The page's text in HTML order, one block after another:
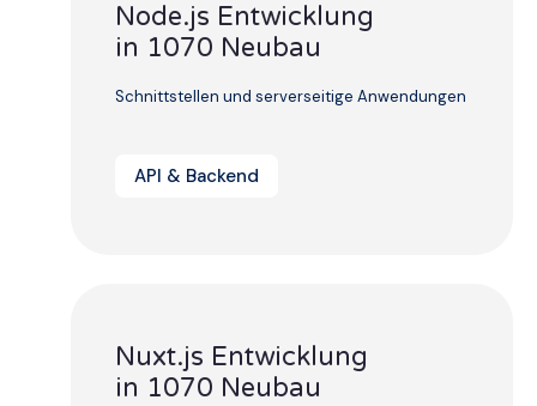
Node.js Entwicklung
in 1070 Neubau
Schnittstellen und serverseitige Anwendungen
API & Backend
Nuxt.js Entwicklung
in 1070 Neubau